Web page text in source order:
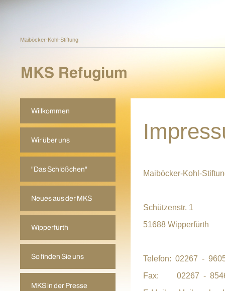
Maiböcker-Kohl-Stiftung
Maiböcker-Kohl-
Schützenstr. 1
51688 Wipperfürth
Telefon: 02267 -
Fax: 02267 -